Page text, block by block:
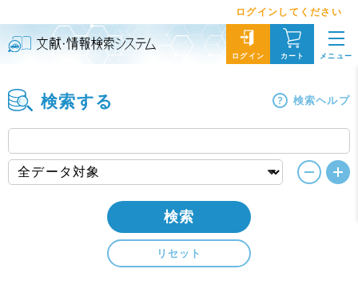
ログインしてください
ログイン カート メニュー
検索する 検索ヘルプ
検索
リセット